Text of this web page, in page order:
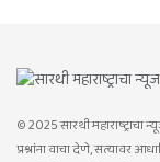
© 2025 सारथी महाराष्ट्राचा
प्रश्नांना वाचा देणे, सत्यावर